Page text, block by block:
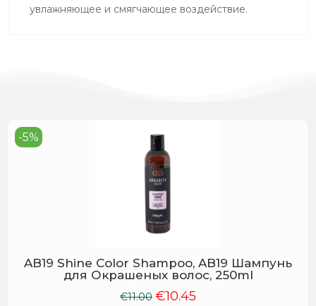
увлажняющее и смягчающее воздействие.
-5%
AB19 Shine Color Shampoo, AB19 Шампунь
для Окрашеных волос, 250ml
€11.00 Первоначальная
€10.45